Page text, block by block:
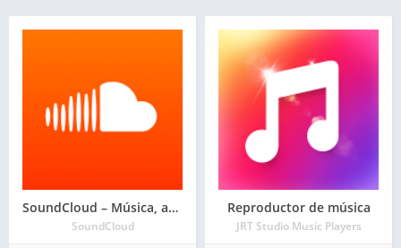
SoundCloud – Música, audio, mixes y podcast
SoundCloud
Reproductor de música
JRT Studio Music Players